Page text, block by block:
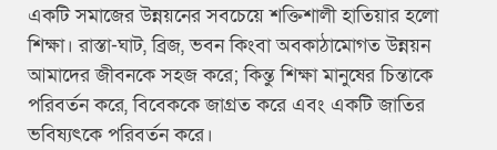
একটি সমাজের উন্নয়নের সবচেয়ে শক্তিশালী হাতিয়ার হলো
শিক্ষা। রাস্তা-ঘাট, ব্রিজ, ভবন কিংবা অবকাঠামোগত উন্নয়ন
আমাদের জীবনকে সহজ করে; কিন্তু শিক্ষা মানুষের চিন্তাকে
পরিবর্তন করে, বিবেককে জাগ্রত করে এবং একটি জাতির
ভবিষ্যৎকে পরিবর্তন করে।